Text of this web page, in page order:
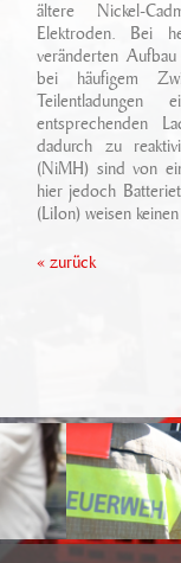
ältere Nickel-
Elektroden. Bei
veränderten
bei häufigem
Teilentladungen
entsprechenden
dadurch zu
(NiMH) sind von
hier jedoch
(LiIon) weisen
« zurück